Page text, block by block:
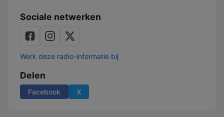
Sociale netwerken
Werk deze radio-informatie bij
Delen
Facebook X